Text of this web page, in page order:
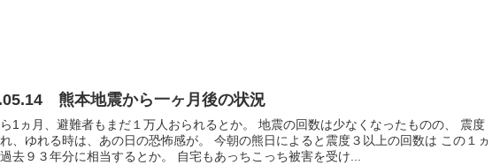
熊本地震から一ヶ月後の状況
1ヵ月、避難者もまだ１万人おられるとか。 地震の回数は少なくなったものの、 震度
れ、ゆれる時は、あの日の恐怖感が。 今朝の熊日によると震度３以上の回数は この１ヵ
去９３年分に相当するとか。 自宅もあっちこっち被害を受け...